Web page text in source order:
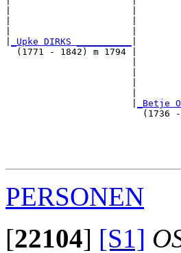
|                      |
_Upke DIRKS __________
  (1771 - 1842) m 1794 |
_Betje
(1736
PERSONEN
[22104] [S1]